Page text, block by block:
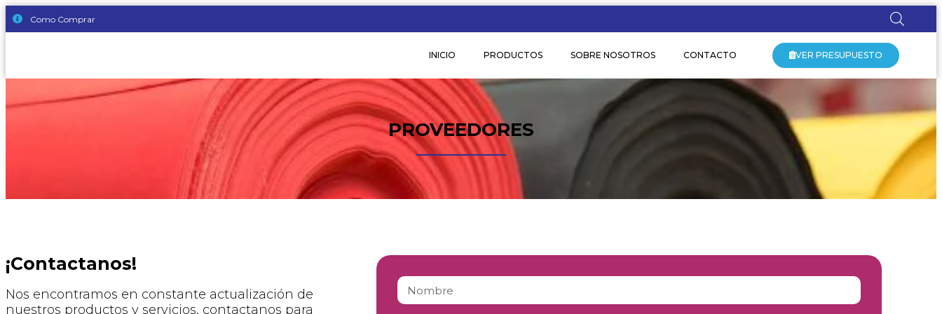
Como Comprar
INICIO PRODUCTOS SOBRE NOSOTROS CONTACTO VER PRESUPUESTO
PROVEEDORES
¡Contactanos!
Nos encontramos en constante actualización de
nuestros productos y servicios, contactanos para